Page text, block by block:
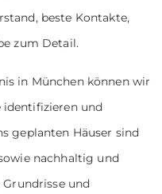
beste Kontakte,
zum Detail.
in München können wir
und
geplanten Häuser sind
nachhaltig und
und